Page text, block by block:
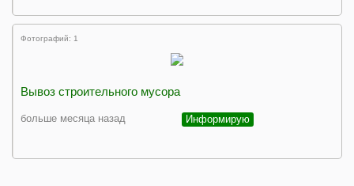
Фотографий: 1
Вывоз строительного мусора
больше месяца назад Информирую